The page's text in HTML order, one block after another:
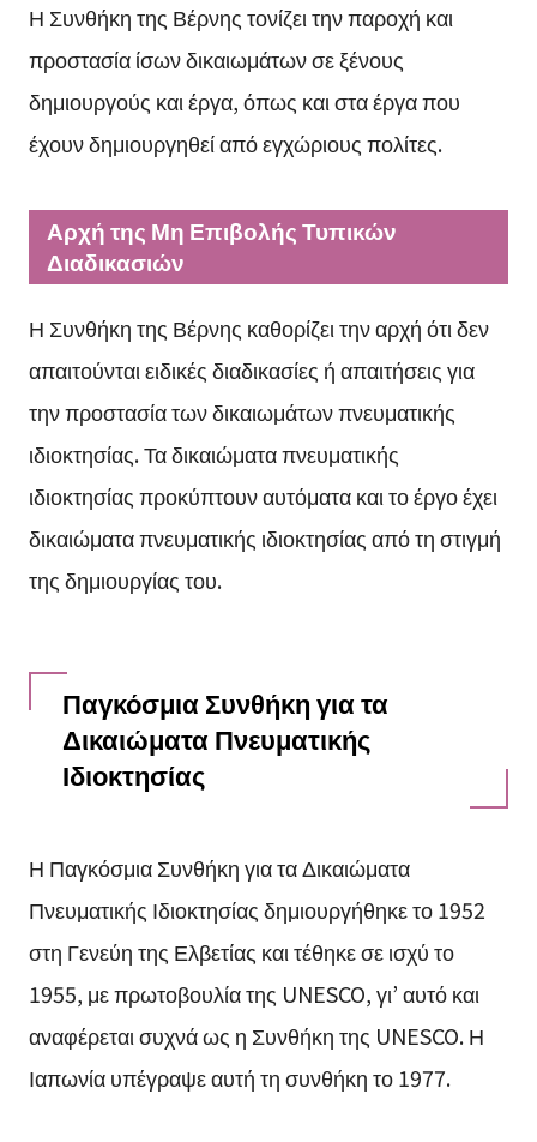
Η Συνθήκη της Βέρνης τονίζει την παροχή και
προστασία ίσων δικαιωμάτων σε ξένους
δημιουργούς και έργα, όπως και στα έργα που
έχουν δημιουργηθεί από εγχώριους πολίτες.
Αρχή της Μη Επιβολής Τυπικών
Διαδικασιών
Η Συνθήκη της Βέρνης καθορίζει την αρχή ότι δεν
απαιτούνται ειδικές διαδικασίες ή απαιτήσεις για
την προστασία των δικαιωμάτων πνευματικής
ιδιοκτησίας. Τα δικαιώματα πνευματικής
ιδιοκτησίας προκύπτουν αυτόματα και το έργο έχει
δικαιώματα πνευματικής ιδιοκτησίας από τη στιγμή
της δημιουργίας του.
Παγκόσμια Συνθήκη για τα
Δικαιώματα Πνευματικής
Ιδιοκτησίας
Η Παγκόσμια Συνθήκη για τα Δικαιώματα
Πνευματικής Ιδιοκτησίας δημιουργήθηκε το 1952
στη Γενεύη της Ελβετίας και τέθηκε σε ισχύ το
1955, με πρωτοβουλία της UNESCO, γι’ αυτό και
αναφέρεται συχνά ως η Συνθήκη της UNESCO. Η
Ιαπωνία υπέγραψε αυτή τη συνθήκη το 1977.